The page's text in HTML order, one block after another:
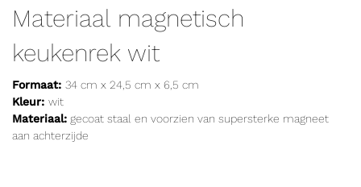
Materiaal magnetisch
keukenrek wit
Formaat: 34 cm x 24,5 cm x 6,5 cm
Kleur: wit
Materiaal: gecoat staal en voorzien van supersterke magneet
aan achterzijde